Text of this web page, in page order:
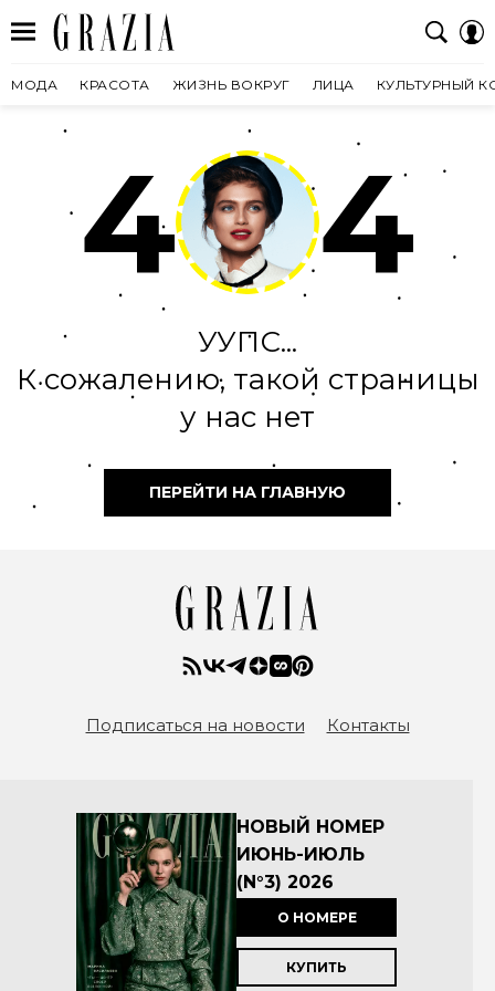
МОДА КРАСОТА ЖИЗНЬ ВОКРУГ ЛИЦА КУЛЬТУРНЫЙ
4 4
УУПС...
К сожалению, такой страницы
у нас нет
ПЕРЕЙТИ НА ГЛАВНУЮ
Подписаться на новости Контакты
НОВЫЙ НОМЕР
ИЮНЬ-ИЮЛЬ
(N°3) 2026
О НОМЕРЕ
КУПИТЬ